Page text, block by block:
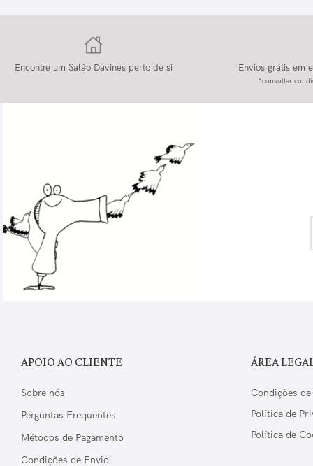
Encontre um Salão Davines perto de si Envios grátis em
*consultar
APOIO AO CLIENTE
Sobre nós
Perguntas Frequentes
Métodos de Pagamento
Condições de Envio
ÁREA
Condições de
Política de
Política de